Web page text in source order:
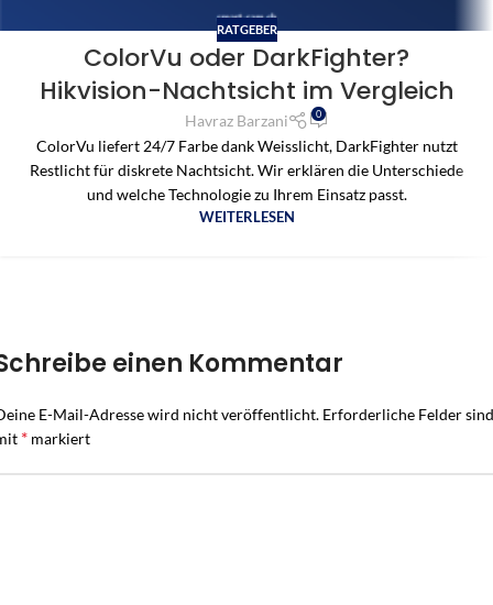
RATGEBER
ColorVu oder DarkFighter?
Hikvision-Nachtsicht im Vergleich
Havraz Barzani 0
ColorVu liefert 24/7 Farbe dank Weisslicht, DarkFighter nutzt
Restlicht für diskrete Nachtsicht. Wir erklären die Unterschiede
und welche Technologie zu Ihrem Einsatz passt.
WEITERLESEN
einen Kommentar
E-Mail-Adresse wird nicht veröffentlicht. Erforderliche Felder sind
* markiert